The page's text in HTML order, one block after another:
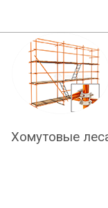
Хомутовые